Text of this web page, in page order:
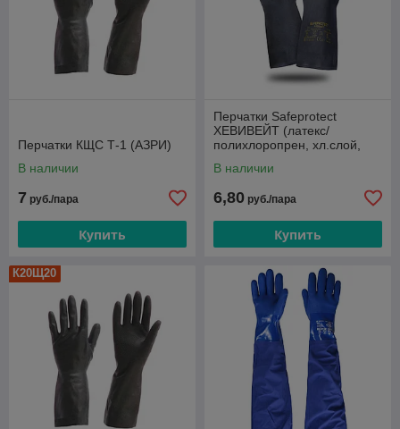
Перчатки КЩС Т-1 (АЗРИ)
В наличии
7 руб./пара
Купить
Перчатки Safeprotect
ХЕВИВЕЙТ (латекс/
полихлоропрен, хл.слой,
В наличии
6,80 руб./пара
Купить
К20Щ20